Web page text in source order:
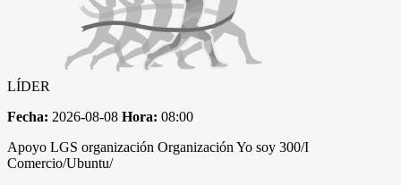
LÍDER
Fecha: 2026-08-08 Hora: 08:00
Apoyo LGS organización Organización Yo soy 300/I
Comercio/Ubuntu/